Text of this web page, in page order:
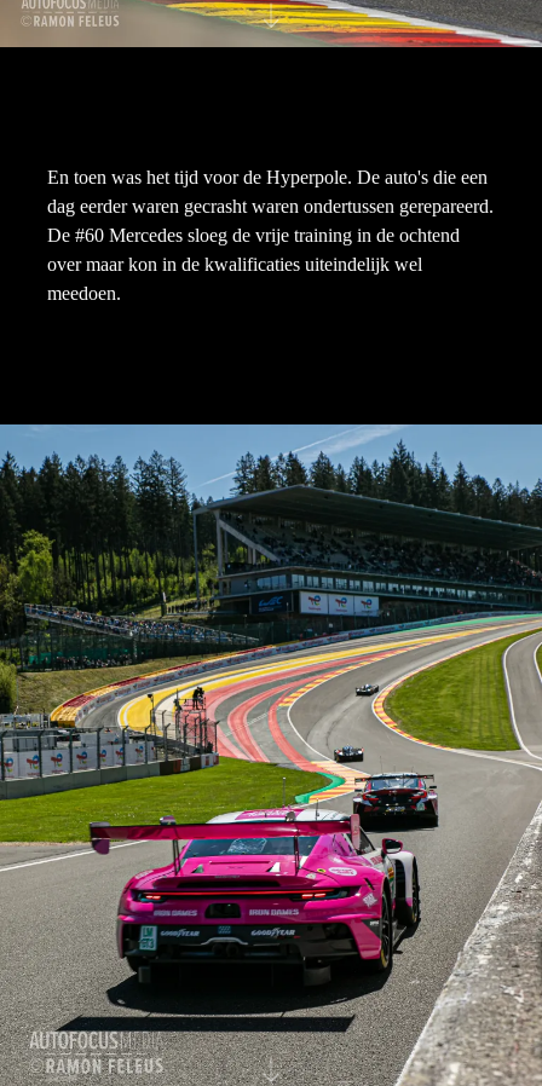
En toen was het tijd voor de Hyperpole. De auto's die een
dag eerder waren gecrasht waren ondertussen gerepareerd.
De #60 Mercedes sloeg de vrije training in de ochtend
over maar kon in de kwalificaties uiteindelijk wel
meedoen.